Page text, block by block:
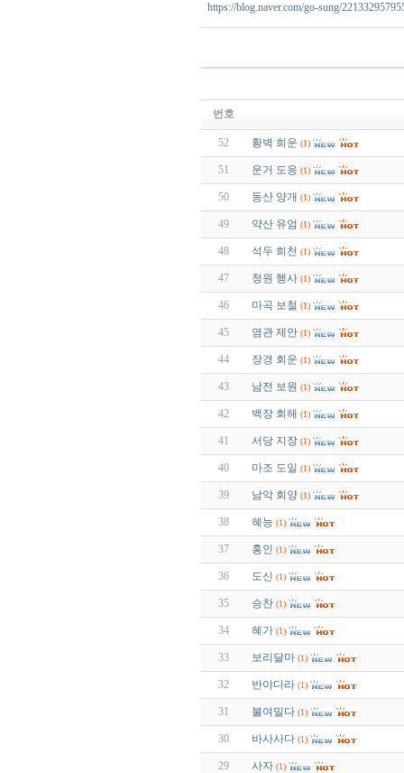
https://blog.naver.com/go-sung/
번호
52 황벽 희운 (1)
51 운거 도응 (1)
50 동산 양개 (1)
49 약산 유엄 (1)
48 석두 희천 (1)
47 청원 행사 (1)
46 마곡 보철 (1)
45 염관 제안 (1)
44 장경 회운 (1)
43 남전 보원 (1)
42 백장 회해 (1)
41 서당 지장 (1)
40 마조 도일 (1)
39 남악 회양 (1)
38 혜능 (1)
37 홍인 (1)
36 도신 (1)
35 승찬 (1)
34 혜가 (1)
33 보리달마 (1)
32 반야다라 (1)
31 불여밀다 (1)
30 바사사다 (1)
29 사자 (1)